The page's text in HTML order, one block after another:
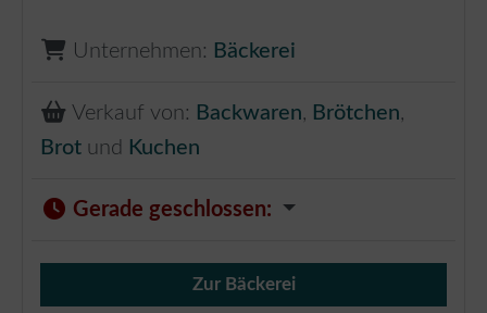
Unternehmen: Bäckerei
Verkauf von: Backwaren, Brötchen,
Brot und Kuchen
Gerade geschlossen:
Verkauf von Brötchen,
Zur Bäckerei